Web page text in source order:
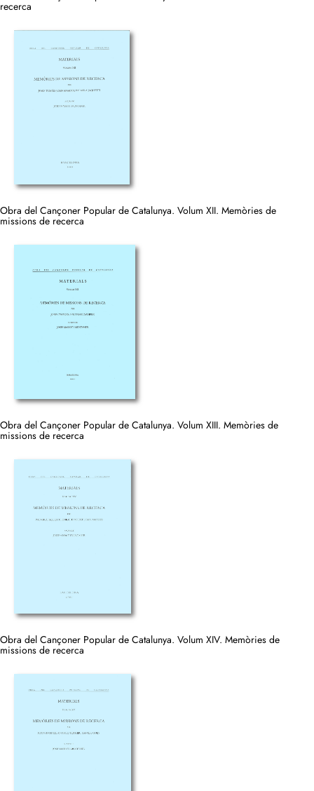
recerca
Obra del Cançoner Popular de Catalunya. Volum XII. Memòries de
missions de recerca
Obra del Cançoner Popular de Catalunya. Volum XIII. Memòries de
missions de recerca
Obra del Cançoner Popular de Catalunya. Volum XIV. Memòries de
missions de recerca